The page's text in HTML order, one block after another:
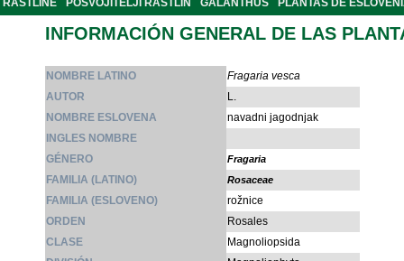
RASTLINE
POSVOJITELJI RASTLIN GALANTHUS PLANTAS DE
INFORMACIÓN GENERAL DE LAS
NOMBRE LATINO
Fragaria vesca
AUTOR
L.
NOMBRE ESLOVENA
navadni jagodnjak
INGLES NOMBRE
GÉNERO
Fragaria
FAMILIA (LATINO) Rosaceae
FAMILIA (ESLOVENO)
rožnice
ORDEN
Rosales
CLASE
Magnoliopsida